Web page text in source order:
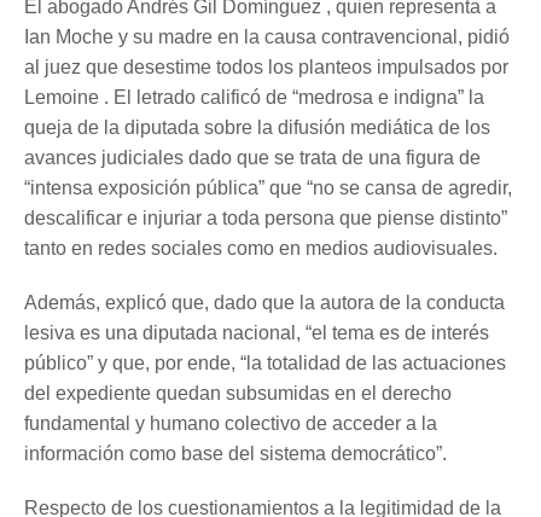
El abogado Andrés Gil Domínguez , quien representa a
Ian Moche y su madre en la causa contravencional, pidió
al juez que desestime todos los planteos impulsados por
Lemoine . El letrado calificó de “medrosa e indigna” la
queja de la diputada sobre la difusión mediática de los
avances judiciales dado que se trata de una figura de
“intensa exposición pública” que “no se cansa de agredir,
descalificar e injuriar a toda persona que piense distinto”
tanto en redes sociales como en medios audiovisuales.
Además, explicó que, dado que la autora de la conducta
lesiva es una diputada nacional, “el tema es de interés
público” y que, por ende, “la totalidad de las actuaciones
del expediente quedan subsumidas en el derecho
fundamental y humano colectivo de acceder a la
información como base del sistema democrático”.
Respecto de los cuestionamientos a la legitimidad de la